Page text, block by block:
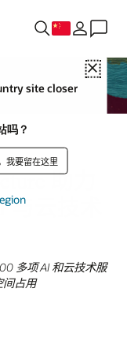
Close
site closer
吗？
我要留在这里
助力
云技术
多项 AI 和云技术服
间占用